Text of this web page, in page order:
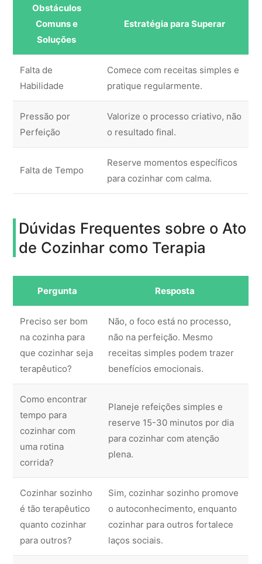
Obstáculos
Comuns e
Soluções
Estratégia para Superar
Falta de
Habilidade
Comece com receitas simples e
pratique regularmente.
Pressão por
Perfeição
Valorize o processo criativo, não
o resultado final.
Falta de Tempo
Reserve momentos específicos
para cozinhar com calma.
Dúvidas Frequentes sobre o Ato
de Cozinhar como Terapia
Pergunta Resposta
Preciso ser bom
na cozinha para
que cozinhar seja
terapêutico?
Não, o foco está no processo,
não na perfeição. Mesmo
receitas simples podem trazer
benefícios emocionais.
Como encontrar
tempo para
cozinhar com
uma rotina
corrida?
Planeje refeições simples e
reserve 15-30 minutos por dia
para cozinhar com atenção
plena.
Cozinhar sozinho
é tão terapêutico
quanto cozinhar
para outros?
Sim, cozinhar sozinho promove
o autoconhecimento, enquanto
cozinhar para outros fortalece
laços sociais.